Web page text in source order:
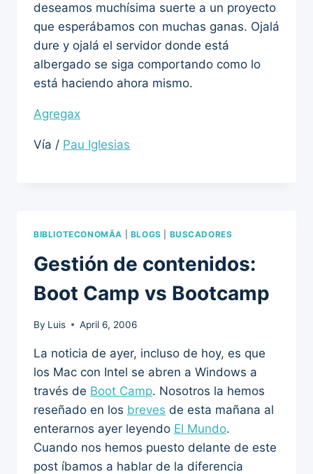
deseamos muchísima suerte a un proyecto
que esperábamos con muchas ganas. Ojalá
dure y ojalá el servidor donde está
albergado se siga comportando como lo
está haciendo ahora mismo.
Agregax
Vía / Pau Iglesias
BIBLIOTECONOMÃ­A BLOGS BUSCADORES
Gestión de contenidos:
Boot Camp vs Bootcamp
By Luis April 6, 2006
La noticia de ayer, incluso de hoy, es que
los Mac con Intel se abren a Windows a
través de Boot Camp. Nosotros la hemos
reseñado en los breves de esta mañana al
enterarnos ayer leyendo El Mundo.
Cuando nos hemos puesto delante de este
post íbamos a hablar de la diferencia